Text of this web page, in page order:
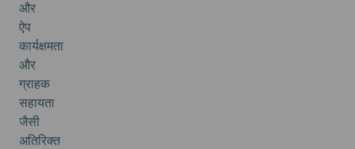
और
ऐप
कार्यक्षमता
और
ग्राहक
सहायता
जैसी
अतिरिक्त